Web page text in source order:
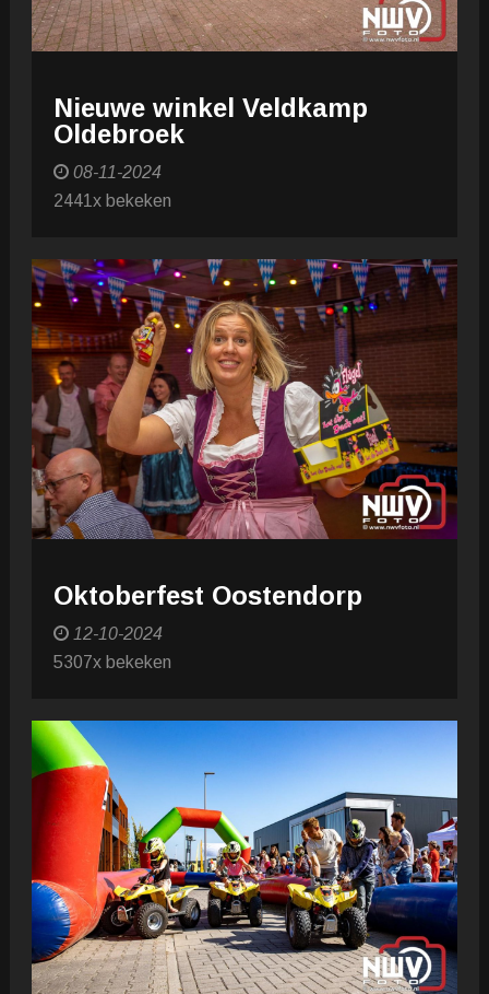
Nieuwe winkel Veldkamp
Oldebroek
08-11-2024
2441x bekeken
Oktoberfest Oostendorp
12-10-2024
5307x bekeken